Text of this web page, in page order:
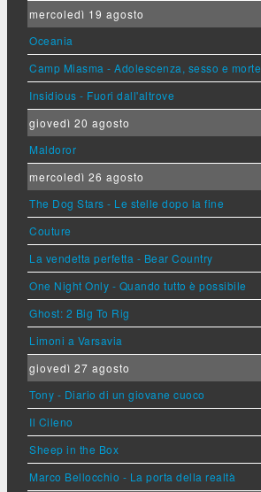
mercoledì 19 agosto
Oceania
Camp Miasma - Adolescenza, sesso e morte
Insidious - Fuori dall'altrove
giovedì 20 agosto
Maldoror
mercoledì 26 agosto
The Dog Stars - Le stelle dopo la fine
Couture
La vendetta perfetta - Bear Country
One Night Only - Quando tutto è possibile
Ghost: 2 Big To Rig
Limoni a Varsavia
giovedì 27 agosto
Tony - Diario di un giovane cuoco
Il Cileno
Sheep in the Box
Marco Bellocchio - La porta della realtà